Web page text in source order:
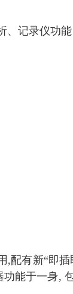
、记录仪功能
,配有新“即
能于一身,